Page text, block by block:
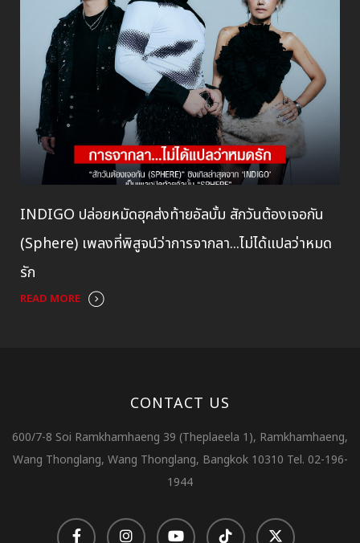
INDIGO ปล่อยหมัดฮุคส่งท้ายอัลบั้ม สักวันต้องเจอกัน
(Sphere) เพลงที่พิสูจน์ว่าการจากลา...ไม่ได้แปลว่าหมด
รัก
READ MORE
CONTACT US
600/7-8 Soi Ramkhamhaeng 39 (Theplaeela 1), Ramkhamhaeng,
Wang Thonglang, Wang Thonglang, Bangkok 10310 Tel. 02-196-
1944